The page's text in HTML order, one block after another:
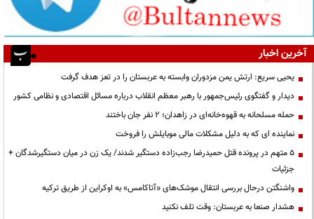
آخرین اخبار
یحیی سریع: ارتش یمن مزدوران وابسته به عربستان را در تعز هدف گرفت
دیدار و گفتگوی رئیس‌جمهور با رهبر معظم انقلاب درباره مسائل اقتصادی و نظامی کشور
حمله مسلحانه به قهوه‌خانه‌ای در زاهدان؛ ۲ نفر جان باختند
نماینده ای که به دلیل مشکلات مالی موبایلش را فروخت
۵ متهم در پرونده قتل حمیدرضا رجب‌زاده دستگیر شدند/ یک زن در میان دستگیرشدگان +
جزئیات
واشنگتن درحال بررسی انتقال موشک‌های «آتاکامس» به اوکراین از طریق ترکیه
هشدار صنعا به عربستان: وقت تلف نکنید